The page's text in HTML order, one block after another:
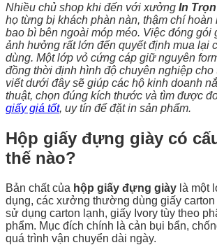
Nhiều chủ shop khi đến với xưởng In
họ từng bị khách phàn nàn, thậm chí hoàn
bao bì bên ngoài móp méo. Việc đóng gói
ảnh hưởng rất lớn đến quyết định mua lại
dùng. Một lớp vỏ cứng cáp giữ nguyên
đồng thời định hình độ chuyên nghiệp
viết dưới đây sẽ giúp các hộ kinh doanh
thuật, chọn đúng kích thước và tìm được
giấy giá tốt, uy tín để đặt in sản phẩm.
Hộp giấy đựng giày có
thế nào?
Bản chất của hộp giấy đựng giày là một
dụng, các xưởng thường dùng giấy
sử dụng carton lạnh, giấy Ivory tùy theo
phẩm. Mục đích chính là cản bụi bẩn,
quá trình vận chuyển dài ngày.